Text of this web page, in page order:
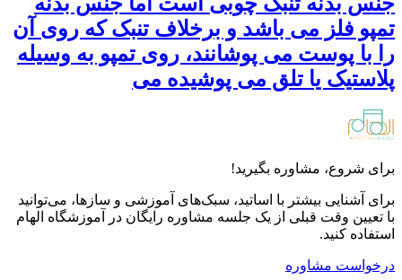
تمپو فلز می باشد و برخلاف تنبک که روی آن
را با پوست می پوشانند، روی تمپو به وسیله
پلاستیک یا تلق می پوشیده می
برای شروع، مشاوره بگیرید!
برای آشنایی بیشتر با اساتید، سبک‌های آموزشی و سازها، می‌توانید
با تعیین وقت قبلی از یک جلسه مشاوره رایگان در آموزشگاه الهام
استفاده کنید.
درخواست مشاوره